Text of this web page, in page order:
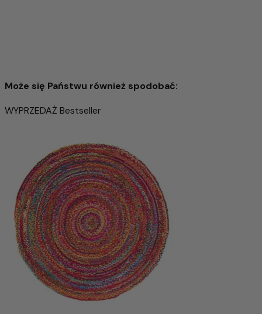
4.781,00 zł8.628,00 zł-44%
Wyprzedany
Może się Państwu również spodobać:
WYPRZEDAŻ Bestseller